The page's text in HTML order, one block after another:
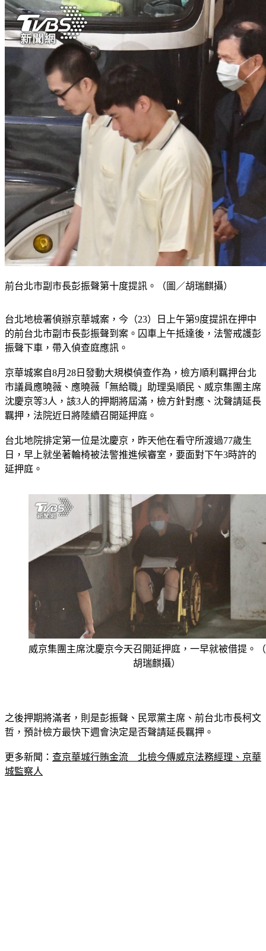
台北地檢署偵辦京華城案，今（23）日上午第9度提訊在押中
的前台北市副市長彭振聲到案。囚車上午抵達後，法警戒護彭
京華城案自8月28日發動大規模偵查作為，檢方順利羈押台北
市議員應曉薇、應曉薇「無給職」助理吳順民、威京集團主席
沈慶京等3人，該3人的押期將屆滿，檢方針對應、沈聲請延長
台北地院排定第一位是沈慶京，昨天他在看守所渡過77歲生
日，早上就坐著輪椅被法警推進候審室，要面對下午3時許的
威京集團主席沈慶京今天召開延押庭，一早就被借提。
之後押期將滿者，則是彭振聲、民眾黨主席、前台北市長柯文
更多新聞：